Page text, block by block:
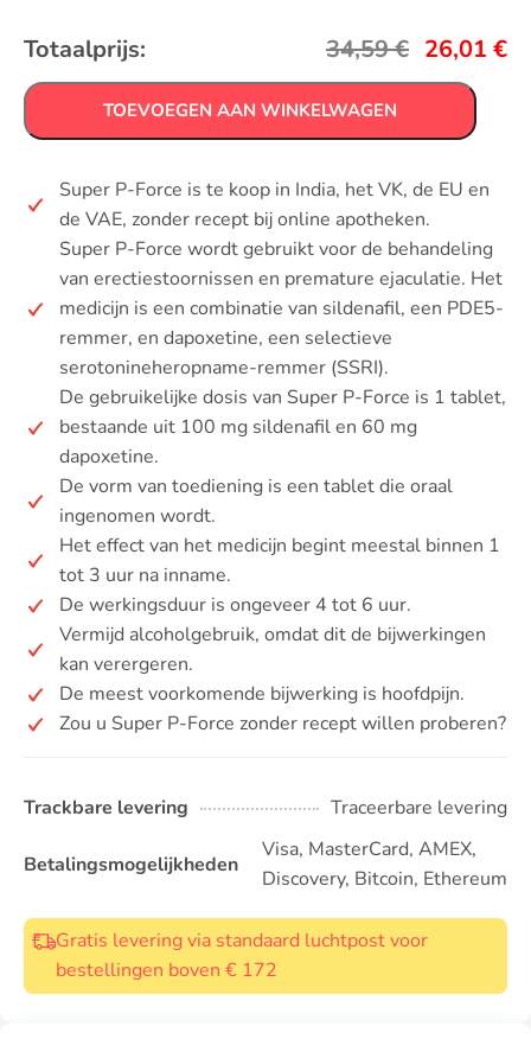
Totaalprijs: 34,59€ 26,01 €
TOEVOEGEN AAN WINKELWAGEN
Super P-Force is te koop in India, het VK, de EU en
de VAE, zonder recept bij online apotheken.
Super P-Force wordt gebruikt voor de behandeling
van erectiestoornissen en premature ejaculatie. Het
medicijn is een combinatie van sildenafil, een PDE5-
remmer, en dapoxetine, een selectieve
serotonineheropname-remmer (SSRI).
De gebruikelijke dosis van Super P-Force is 1 tablet,
bestaande uit 100 mg sildenafil en 60 mg
dapoxetine.
De vorm van toediening is een tablet die oraal
ingenomen wordt.
Het effect van het medicijn begint meestal binnen 1
tot 3 uur na inname.
De werkingsduur is ongeveer 4 tot 6 uur.
Vermijd alcoholgebruik, omdat dit de bijwerkingen
kan verergeren.
De meest voorkomende bijwerking is hoofdpijn.
Zou u Super P-Force zonder recept willen proberen?
Trackbare levering Traceerbare levering
Betalingsmogelijkheden
Visa, MasterCard, AMEX,
Discovery, Bitcoin, Ethereum
Gratis levering via standaard luchtpost voor
bestellingen boven € 172